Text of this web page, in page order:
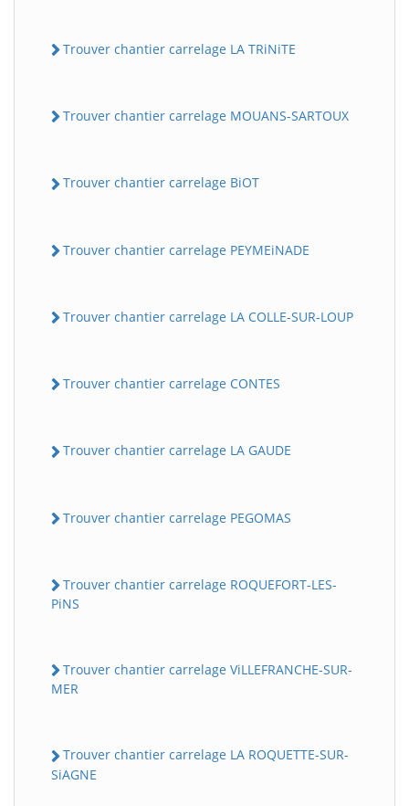
Trouver chantier carrelage LA TRiNiTE
Trouver chantier carrelage MOUANS-SARTOUX
Trouver chantier carrelage BiOT
Trouver chantier carrelage PEYMEiNADE
Trouver chantier carrelage LA COLLE-SUR-LOUP
Trouver chantier carrelage CONTES
Trouver chantier carrelage LA GAUDE
Trouver chantier carrelage PEGOMAS
Trouver chantier carrelage ROQUEFORT-LES-
PiNS
Trouver chantier carrelage ViLLEFRANCHE-SUR-
MER
Trouver chantier carrelage LA ROQUETTE-SUR-
SiAGNE